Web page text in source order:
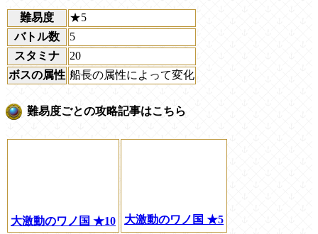
難易度
★5
バトル数
5
スタミナ
20
ボスの属性 船長の属性によって変化
難易度ごとの攻略記事はこちら
大激動のワノ国 ★10 大激動のワノ国 ★5